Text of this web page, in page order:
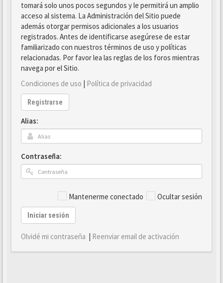
tomará solo unos pocos segundos y le permitirá un amplio
acceso al sistema. La Administración del Sitio puede
además otorgar permisos adicionales a los usuarios
registrados. Antes de identificarse asegúrese de estar
familiarizado con nuestros términos de uso y políticas
relacionadas. Por favor lea las reglas de los foros mientras
navega por el Sitio.
Condiciones de uso | Política de privacidad
Registrarse
Alias:
Contraseña:
Mantenerme conectado Ocultar sesión
Iniciar sesión
Olvidé mi contraseña | Reenviar email de activación